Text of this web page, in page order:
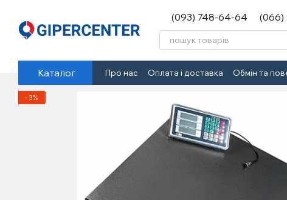
(093) 748-64-64
Каталог Про нас Оплата і доставка Обмін та
−3%